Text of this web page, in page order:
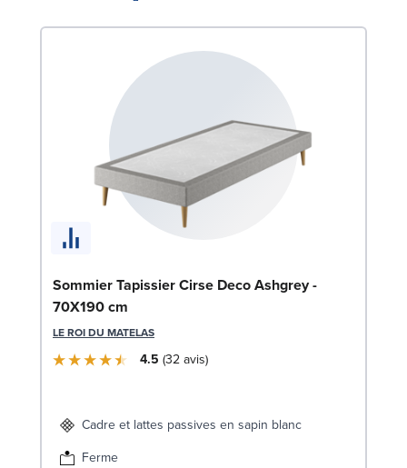
Sommier Tapissier Cirse Deco Ashgrey -
70X190 cm
LE ROI DU MATELAS
4.5 32avis
Cadre et lattes passives en sapin blanc
Ferme